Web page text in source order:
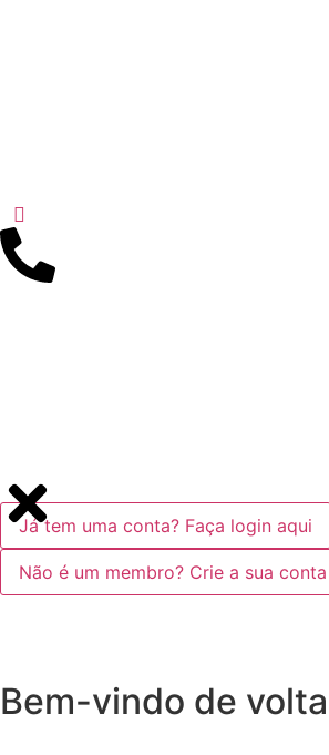
Já tem uma conta? Faça login aqui
Não é um membro? Crie a sua
Bem-vindo de